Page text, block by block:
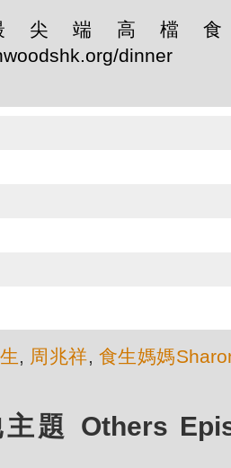
尖端高檔
dinner
, 周兆祥,食生媽媽
題 Others